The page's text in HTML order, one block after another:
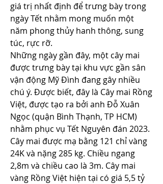
giá trị nhất định để trưng bày trong
ngày Tết nhằm mong muốn một
năm phong thủy hanh thông, sung
túc, rực rỡ.
Những ngày gần đây, một cây mai
được trưng bày tại khu vực gần sân
vận động Mỹ Đình﻿ đang gây nhiều
chú ý. Được biết, đây là Cây mai Rồng
Việt, được tạo ra bởi anh Đỗ Xuân
Ngọc (quận Bình Thạnh, TP HCM)
nhằm phục vụ Tết Nguyên đán 2023.
Cây mai được mạ bằng 121 chỉ vàng
24K và nặng 285 kg. Chiều ngang
2,8m và chiều cao là 3m. Cây mai
vàng Rồng Việt hiện tại có giá 5,5 tỷ